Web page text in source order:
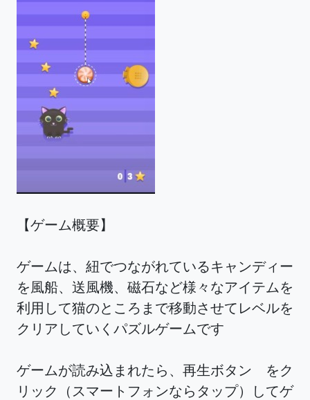
【ゲーム概要】
ゲームは、紐でつながれているキャンディー
を風船、送風機、磁石など様々なアイテムを
利用して猫のところまで移動させてレベルを
クリアしていくパズルゲームです
ゲームが読み込まれたら、再生ボタン をク
リック（スマートフォンならタップ）してゲ